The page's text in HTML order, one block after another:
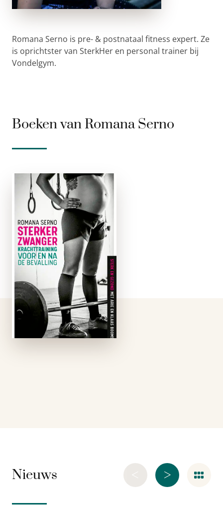
Romana Serno is pre- & postnataal fitness expert. Ze
is oprichtster van SterkHer en personal trainer bij
Vondelgym.
Boeken van Romana Serno
Sterker
zwanger
e-boek
Sterk en gezond met
Arie en Klaas
Boomsma Trainen
tijdens je
zwangerschap.
Aanstaande moeders
die in beweging
blijven tijdens hun
zwangerschap
herstellen beter van
Nieuws >
<